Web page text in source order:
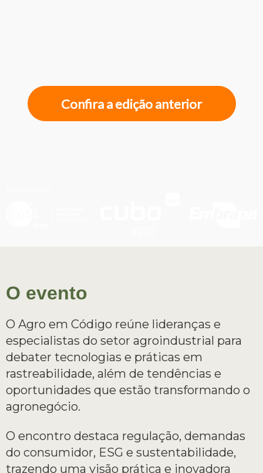
Confira a edição anterior
O evento
O Agro em Código reúne lideranças e
especialistas do setor agroindustrial para
debater tecnologias e práticas em
rastreabilidade, além de tendências e
oportunidades que estão transformando o
agronegócio.
O encontro destaca regulação, demandas
do consumidor, ESG e sustentabilidade,
trazendo uma visão prática e inovadora